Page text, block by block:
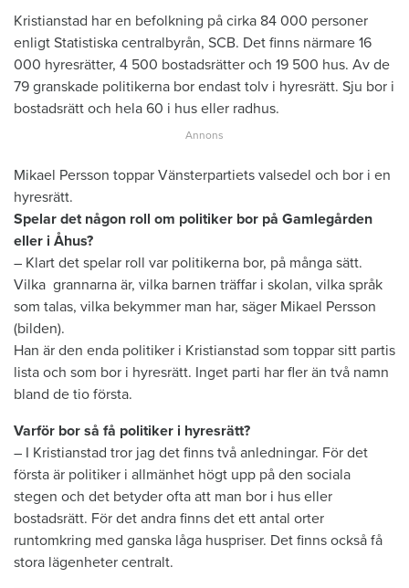
Kristianstad har en befolkning på cirka 84 000 personer
enligt Statistiska centralbyrån, SCB. Det finns närmare 16
000 hyresrätter, 4 500 bostadsrätter och 19 500 hus. Av de
79 granskade politikerna bor endast tolv i hyresrätt. Sju bor i
bostadsrätt och hela 60 i hus eller radhus.
Mikael Persson toppar Vänsterpartiets valsedel och bor i en
hyresrätt.
Spelar det någon roll om politiker bor på Gamlegården
eller i Åhus?
– Klart det spelar roll var politikerna bor, på många sätt.
Vilka grannarna är, vilka barnen träffar i skolan, vilka språk
som talas, vilka bekymmer man har, säger Mikael Persson
(bilden).
Han är den enda politiker i Kristianstad som toppar sitt partis
lista och som bor i hyresrätt. Inget parti har fler än två namn
bland de tio första.
Varför bor så få politiker i hyresrätt?
– I Kristianstad tror jag det finns två anledningar. För det
första är politiker i allmänhet högt upp på den sociala
stegen och det betyder ofta att man bor i hus eller
bostadsrätt. För det andra finns det ett antal orter
runtomkring med ganska låga huspriser. Det finns också få
stora lägenheter centralt.